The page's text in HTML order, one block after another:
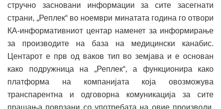
стручно засновани информации за сите засегнати
страни, „Реплек“ во ноември минатата година го отвори
КА-информативниот центар наменет за информирање
за производите на база на медицински канабис.
Центарот е прв од ваков тип во земјава и е основан
како подружница на „Реплек“, а функционира како
платформа на компанијата која овозможува
транспарентна и одговорна комуникација за сите
прашања поврзани со употребата на овие производи.